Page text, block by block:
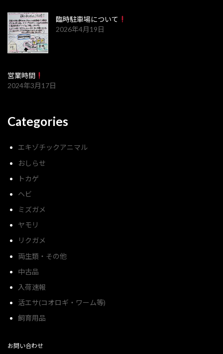
臨時駐車場について
2026年4月19日
営業時間
2024年3月17日
Categories
エキゾチックアニマル
おしらせ
トカゲ
ヘビ
ミズガメ
ヤモリ
リクガメ
両生類・その他
中古品
入荷速報
活エサ(コオロギ・ワーム等)
飼育用品
お問い合わせ